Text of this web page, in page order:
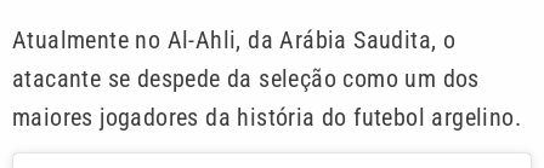
Atualmente no Al-Ahli, da Arábia Saudita, o
atacante se despede da seleção como um dos
maiores jogadores da história do futebol argelino.